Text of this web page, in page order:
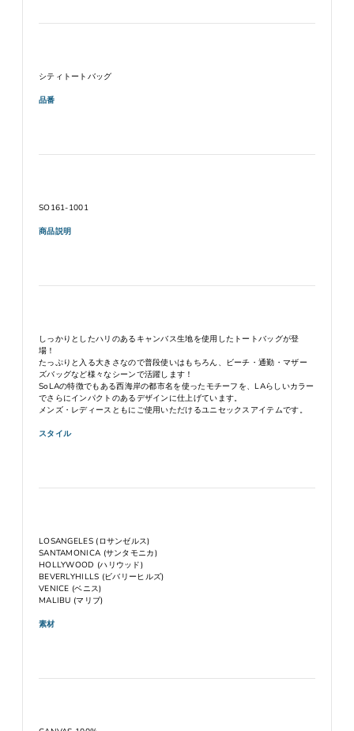
シティトートバッグ
品番
SO161-1001
商品説明
しっかりとしたハリのあるキャンバス生地を使用したトートバッグが登
場！
たっぷりと入る大きさなので普段使いはもちろん、ビーチ・通勤・マザー
ズバッグなど様々なシーンで活躍します！
SoLAの特徴でもある西海岸の都市名を使ったモチーフを、LAらしいカラー
でさらにインパクトのあるデザインに仕上げています。
メンズ・レディースともにご使用いただけるユニセックスアイテムです。
スタイル
LOSANGELES (ロサンゼルス)
SANTAMONICA (サンタモニカ)
HOLLYWOOD (ハリウッド)
BEVERLYHILLS (ビバリーヒルズ)
VENICE (ベニス)
MALIBU (マリブ)
素材